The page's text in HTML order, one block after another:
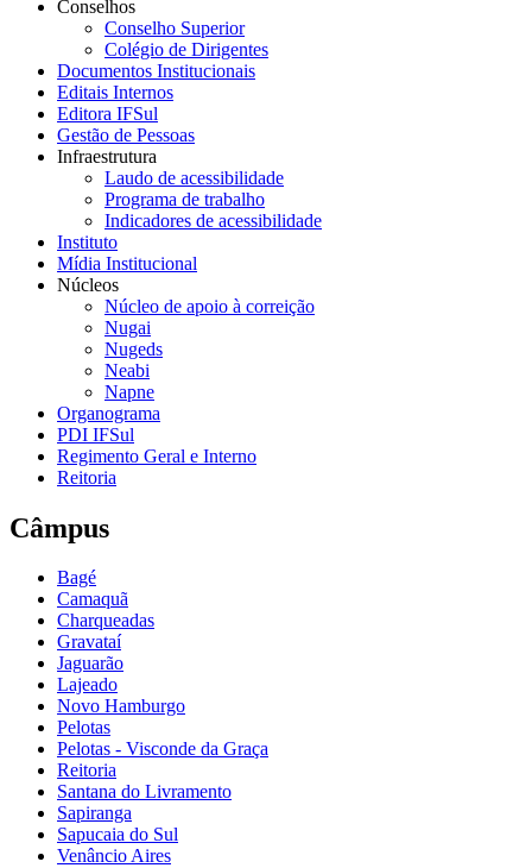
Conselhos
Conselho Superior
Colégio de Dirigentes
Documentos Institucionais
Editais Internos
Editora IFSul
Gestão de Pessoas
Infraestrutura
Laudo de acessibilidade
Programa de trabalho
Indicadores de acessibilidade
Instituto
Mídia Institucional
Núcleos
Núcleo de apoio à correição
Nugai
Nugeds
Neabi
Napne
Organograma
PDI IFSul
Regimento Geral e Interno
Reitoria
Câmpus
Bagé
Camaquã
Charqueadas
Gravataí
Jaguarão
Lajeado
Novo Hamburgo
Pelotas
Pelotas - Visconde da Graça
Reitoria
Santana do Livramento
Sapiranga
Sapucaia do Sul
Venâncio Aires